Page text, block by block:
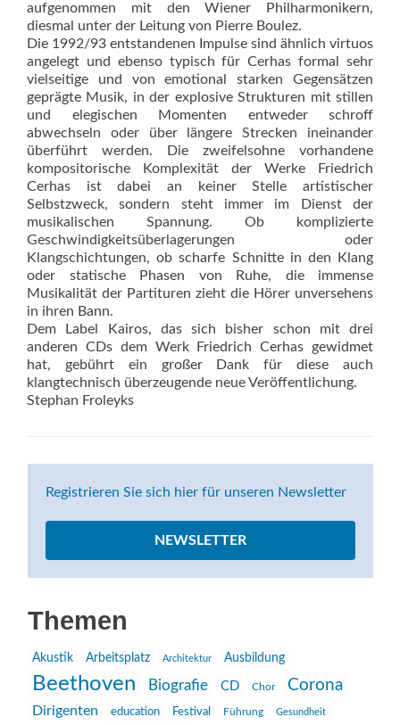
aufgenommen mit den Wiener Philharmonikern,
diesmal unter der Leitung von Pierre Boulez.
Die 1992/93 entstandenen Impulse sind ähnlich virtuos
angelegt und ebenso typisch für Cerhas formal sehr
vielseitige und von emotional starken Gegensätzen
geprägte Musik, in der explosive Strukturen mit stillen
und elegischen Momenten entweder schroff
abwechseln oder über längere Strecken ineinander
überführt werden. Die zweifelsohne vorhandene
kompositorische Komplexität der Werke Friedrich
Cerhas ist dabei an keiner Stelle artistischer
Selbstzweck, sondern steht immer im Dienst der
musikalischen Spannung. Ob komplizierte
Geschwindigkeitsüberlagerungen oder
Klangschichtungen, ob scharfe Schnitte in den Klang
oder statische Phasen von Ruhe, die immense
Musikalität der Partituren zieht die Hörer unversehens
in ihren Bann.
Dem Label Kairos, das sich bisher schon mit drei
anderen CDs dem Werk Friedrich Cerhas gewidmet
hat, gebührt ein großer Dank für diese auch
klangtechnisch überzeugende neue Veröffentlichung.
Stephan Froleyks
Registrieren Sie sich hier für unseren Newsletter
NEWSLETTER
Themen
Akustik Arbeitsplatz Architektur Ausbildung
Beethoven Biografie CD Chor Corona
Dirigenten education Festival Führung Gesundheit